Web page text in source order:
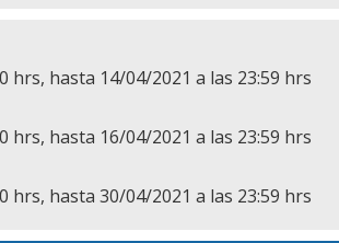
hrs, hasta 14/04/2021 a las 23:59 hrs
hrs, hasta 16/04/2021 a las 23:59 hrs
hrs, hasta 30/04/2021 a las 23:59 hrs